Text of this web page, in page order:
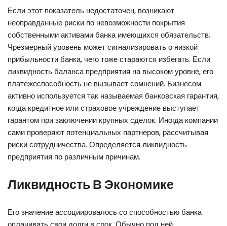
Если этот показатель недостаточен, возникают
неоправданные риски по невозможности покрытия
собственными активами банка имеющихся обязательств.
Чрезмерный уровень может сигнализировать о низкой
прибыльности банка, чего тоже стараются избегать. Если
ликвидность баланса предприятия на высоком уровне, его
платежеспособность не вызывает сомнений. Бизнесом
активно используется так называемая банковская гарантия,
когда кредитное или страховое учреждение выступает
гарантом при заключении крупных сделок. Иногда компании
сами проверяют потенциальных партнеров, рассчитывая
риски сотрудничества. Определяется ликвидность
предприятия по различным причинам.
Ликвидность В Экономике
Его значение ассоциировалось со способностью банка